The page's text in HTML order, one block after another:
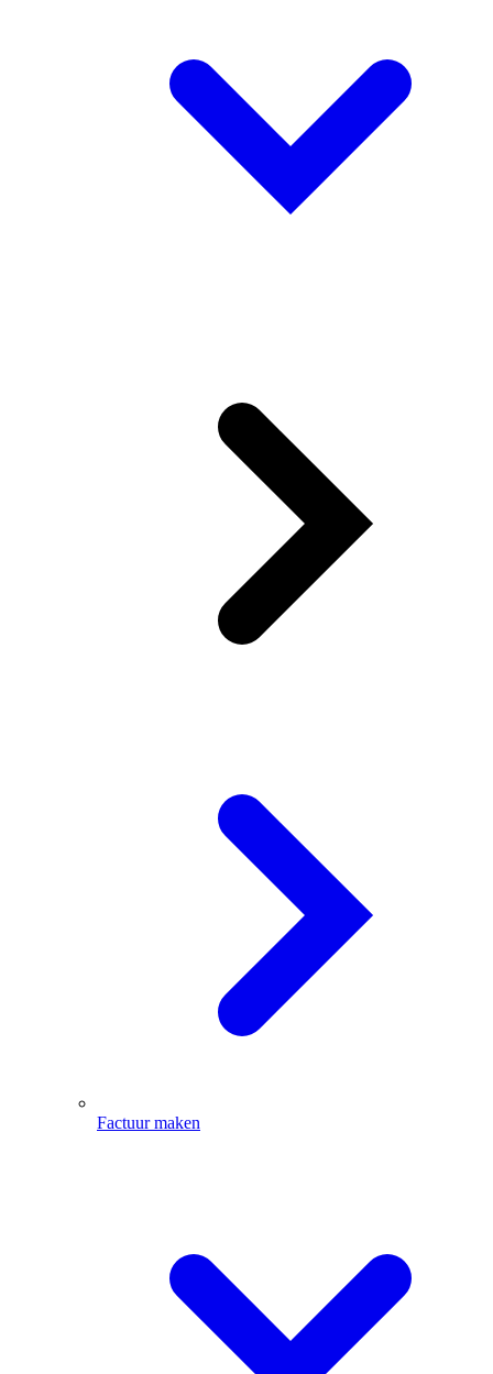
Factuur maken